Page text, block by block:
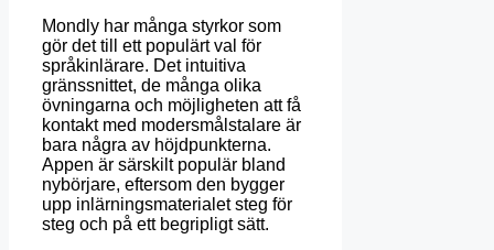
Mondly har många styrkor som
gör det till ett populärt val för
språkinlärare. Det intuitiva
gränssnittet, de många olika
övningarna och möjligheten att få
kontakt med modersmålstalare är
bara några av höjdpunkterna.
Appen är särskilt populär bland
nybörjare, eftersom den bygger
upp inlärningsmaterialet steg för
steg och på ett begripligt sätt.